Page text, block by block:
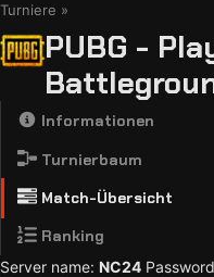
Turniere
PUBG -
Informationen
Turnierbaum
Match-Übersicht
Ranking
Server name: NC24